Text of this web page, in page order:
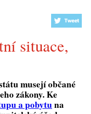
musejí občané
zákony. Ke
a pobytuna